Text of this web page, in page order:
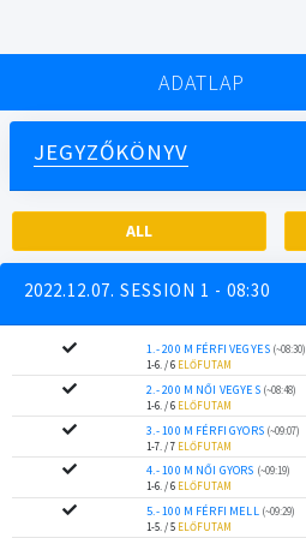
ADATLAP
JEGYZŐKÖNYV
ALL
2022.12.07. SESSION 1 - 08:30
1.- 200 M FÉRFI VEGYES (~08:30)
1-6. / 6 ELŐFUTAM
2.- 200 M NŐI VEGYES (~08:48)
1-6. / 6 ELŐFUTAM
3.- 100 M FÉRFI GYORS (~09:07)
1-7. / 7 ELŐFUTAM
4.- 100 M NŐI GYORS (~09:19)
1-6. / 6 ELŐFUTAM
5.- 100 M FÉRFI MELL (~09:29)
1-5. / 5 ELŐFUTAM